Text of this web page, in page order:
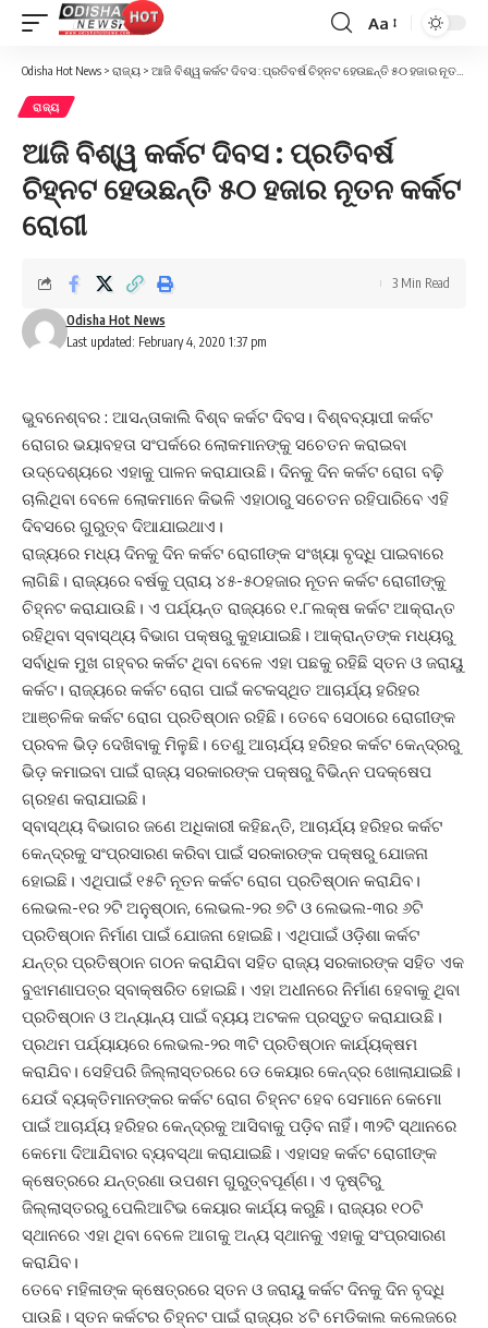
Font
Resizer
Aa
Odisha Hot News > ରାଜ୍ୟ > ଆଜି ବିଶ୍ୱ କର୍କଟ ଦିବସ : ପ୍ରତିବର୍ଷ ଚିହ୍ନଟ ହେଉଛନ୍ତି ୫୦ ହଜାର ନୂତନ କର୍କଟ ରୋଗୀ
ରାଜ୍ୟ
ଆଜି ବିଶ୍ୱ କର୍କଟ ଦିବସ : ପ୍ରତିବର୍ଷ
ଚିହ୍ନଟ ହେଉଛନ୍ତି ୫୦ ହଜାର ନୂତନ କର୍କଟ
ରୋଗୀ
Last updated: February 4, 2020 1:37 pm
Odisha Hot News
3 Min Read
ଭୁବନେଶ୍ବର : ଆସନ୍ତାକାଲି ବିଶ୍ବ କର୍କଟ ଦିବସ। ବିଶ୍ବବ୍ୟାପୀ କର୍କଟ
ରୋଗର ଭୟାବହତା ସଂପର୍କରେ ଲୋକମାନଙ୍କୁ ସଚେତନ କରାଇବା
ଉଦ୍ଦେଶ୍ୟରେ ଏହାକୁ ପାଳନ କରାଯାଉଛି। ଦିନକୁ ଦିନ କର୍କଟ ରୋଗ ବଢ଼ି
ଚାଲିଥିବା ବେଳେ ଲୋକମାନେ କିଭଳି ଏହାଠାରୁ ସଚେତନ ରହିପାରିବେ ଏହି
ଦିବସରେ ଗୁରୁତ୍ବ ଦିଆଯାଇଥାଏ।
ରାଜ୍ୟରେ ମଧ୍ୟ ଦିନକୁ ଦିନ କର୍କଟ ରୋଗୀଙ୍କ ସଂଖ୍ୟା ବୃଦ୍ଧି ପାଇବାରେ
ଲାଗିଛି। ରାଜ୍ୟରେ ବର୍ଷକୁ ପ୍ରାୟ ୪୫-୫୦ହଜାର ନୂତନ କର୍କଟ ରୋଗୀଙ୍କୁ
ଚିହ୍ନଟ କରାଯାଉଛି। ଏ ପର୍ଯ୍ୟନ୍ତ ରାଜ୍ୟରେ ୧.୮ଲକ୍ଷ କର୍କଟ ଆକ୍ରାନ୍ତ
ରହିଥିବା ସ୍ବାସ୍ଥ୍ୟ ବିଭାଗ ପକ୍ଷରୁ କୁହାଯାଇଛି। ଆକ୍ରାନ୍ତଙ୍କ ମଧ୍ୟରୁ
ସର୍ବାଧିକ ମୁଖ ଗହ୍ବର କର୍କଟ ଥିବା ବେଳେ ଏହା ପଛକୁ ରହିଛି ସ୍ତନ ଓ ଜରାୟୁ
କର୍କଟ। ରାଜ୍ୟରେ କର୍କଟ ରୋଗ ପାଇଁ କଟକସ୍ଥିତ ଆଚାର୍ଯ୍ୟ ହରିହର
ଆଞ୍ଚଳିକ କର୍କଟ ରୋଗ ପ୍ରତିଷ୍ଠାନ ରହିଛି। ତେବେ ସେଠାରେ ରୋଗୀଙ୍କ
ପ୍ରବଳ ଭିଡ଼ ଦେଖିବାକୁ ମିଳୁଛି। ତେଣୁ ଆଚାର୍ଯ୍ୟ ହରିହର କର୍କଟ କେନ୍ଦ୍ରରୁ
ଭିଡ଼ କମାଇବା ପାଇଁ ରାଜ୍ୟ ସରକାରଙ୍କ ପକ୍ଷରୁ ବିଭିନ୍ନ ପଦକ୍ଷେପ
ଗ୍ରହଣ କରାଯାଇଛି।
ସ୍ବାସ୍ଥ୍ୟ ବିଭାଗର ଜଣେ ଅଧିକାରୀ କହିଛନ୍ତି, ଆଚାର୍ଯ୍ୟ ହରିହର କର୍କଟ
କେନ୍ଦ୍ରକୁ ସଂପ୍ରସାରଣ କରିବା ପାଇଁ ସରକାରଙ୍କ ପକ୍ଷରୁ ଯୋଜନା
ହୋଇଛି। ଏଥିପାଇଁ ୧୫ଟି ନୂତନ କର୍କଟ ରୋଗ ପ୍ରତିଷ୍ଠାନ କରାଯିବ।
ଲେଭଲ-୧ର ୨ଟି ଅନୁଷ୍ଠାନ, ଲେଭଲ-୨ର ୭ଟି ଓ ଲେଭଲ-୩ର ୬ଟି
ପ୍ରତିଷ୍ଠାନ ନିର୍ମାଣ ପାଇଁ ଯୋଜନା ହୋଇଛି। ଏଥିପାଇଁ ଓଡ଼ିଶା କର୍କଟ
ଯନ୍ତ୍ର ପ୍ରତିଷ୍ଠାନ ଗଠନ କରାଯିବା ସହିତ ରାଜ୍ୟ ସରକାରଙ୍କ ସହିତ ଏକ
ବୁଝାମଣାପତ୍ର ସ୍ବାକ୍ଷରିତ ହୋଇଛି। ଏହା ଅଧୀନରେ ନିର୍ମାଣ ହେବାକୁ ଥିବା
ପ୍ରତିଷ୍ଠାନ ଓ ଅନ୍ୟାନ୍ୟ ପାଇଁ ବ୍ୟୟ ଅଟକଳ ପ୍ରସ୍ତୁତ କରାଯାଉଛି।
ପ୍ରଥମ ପର୍ଯ୍ୟାୟ‌ରେ ଲେଭଲ-୨ର ୩ଟି ପ୍ରତିଷ୍ଠାନ କାର୍ଯ୍ୟକ୍ଷମ
କରାଯିବ। ସେହିପରି ଜିଲ୍ଲାସ୍ତରରେ ଡେ କେୟାର କେନ୍ଦ୍ର ଖୋଲାଯାଇଛି।
ଯେଉଁ ବ୍ୟକ୍ତିମାନଙ୍କର କର୍କଟ ରୋଗ ଚିହ୍ନଟ ହେବ ସେମାନେ କେମୋ
ପାଇଁ ଆଚାର୍ଯ୍ୟ ହରିହର କେନ୍ଦ୍ରକୁ ଆସିବାକୁ ପଡ଼ିବ ନାହିଁ। ୩୨ଟି ସ୍ଥାନରେ
କେମୋ ଦିଆଯିବାର ବ୍ୟବସ୍ଥା କରାଯାଇଛି। ଏହାସହ କର୍କଟ ରୋଗୀଙ୍କ
କ୍ଷେତ୍ରରେ ଯନ୍ତ୍ରଣା ଉପଶମ ଗୁରୁତ୍ବପୂର୍ଣ୍ଣ। ଏ ଦୃଷ୍ଟିରୁ
ଜିଲ୍ଲାସ୍ତରରୁ ପେଲିଆଟିଭ କେୟାର କାର୍ଯ୍ୟ କରୁଛି। ରାଜ୍ୟର ୧୦ଟି
ସ୍ଥାନରେ ଏହା ଥିବା ବେଳେ ଆଗକୁ ଅନ୍ୟ ସ୍ଥାନକୁ ଏହାକୁ ସଂପ୍ରସାରଣ
କରାଯିବ।
ତେବେ ମହିଳାଙ୍କ କ୍ଷେତ୍ରରେ ସ୍ତନ ଓ ଜରାୟୁ କର୍କଟ ଦିନକୁ ଦିନ ବୃଦ୍ଧି
ପାଉଛି। ସ୍ତନ କର୍କଟର ଚିହ୍ନଟ ପାଇଁ ରାଜ୍ୟର ୪ଟି ମେଡିକାଲ କଲେଜରେ